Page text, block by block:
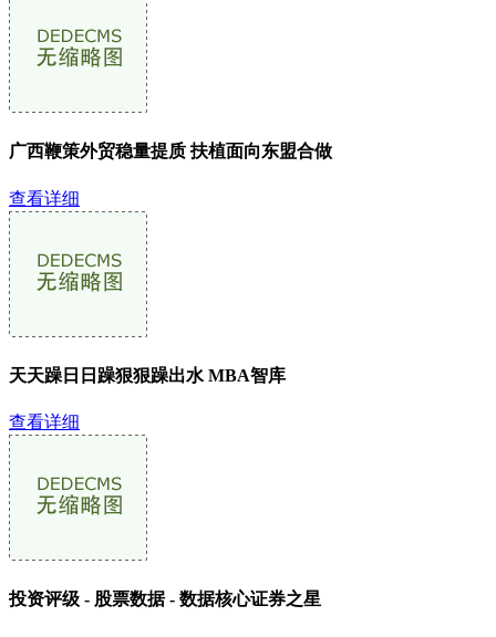
广西鞭策外贸稳量提质 扶植面向东盟合做
查看详细
天天躁日日躁狠狠躁出水 MBA智库
查看详细
投资评级 - 股票数据 - 数据核心证券之星